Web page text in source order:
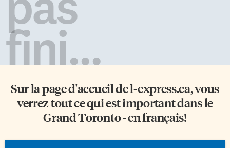
fini...
Sur la page d'accueil del-express.ca, vous
verrez tout ce qui est important dans le
Grand Toronto - en français!